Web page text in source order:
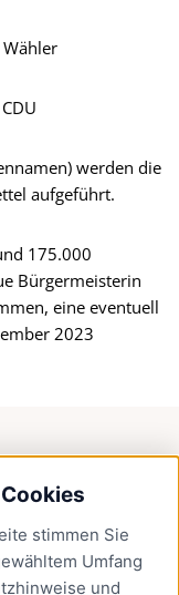
stimmen Sie
Umfang
und
werden die
aufgeführt.
175.000
Bürgermeisterin
eine eventuell
2023